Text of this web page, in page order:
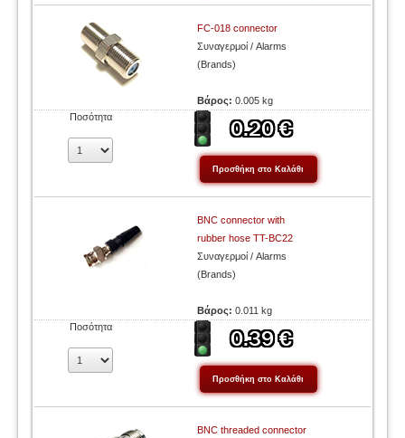
FC-018 connector
Συναγερμοί / Alarms
(Brands)
Βάρος:0.005 kg
Ποσότητα
BNC connector with
rubber hose TT-BC22
Συναγερμοί / Alarms
(Brands)
Βάρος:0.011 kg
Ποσότητα
BNC threaded connector